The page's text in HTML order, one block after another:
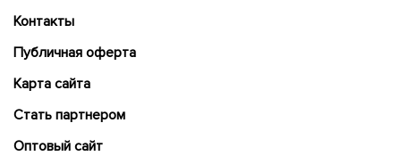
Контакты
Публичная оферта
Карта сайта
Cтать партнером
Оптовый сайт